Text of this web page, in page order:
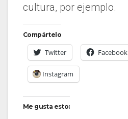
cultura, por ejemplo.
Compártelo
Twitter Facebook
Instagram
Me gusta esto: